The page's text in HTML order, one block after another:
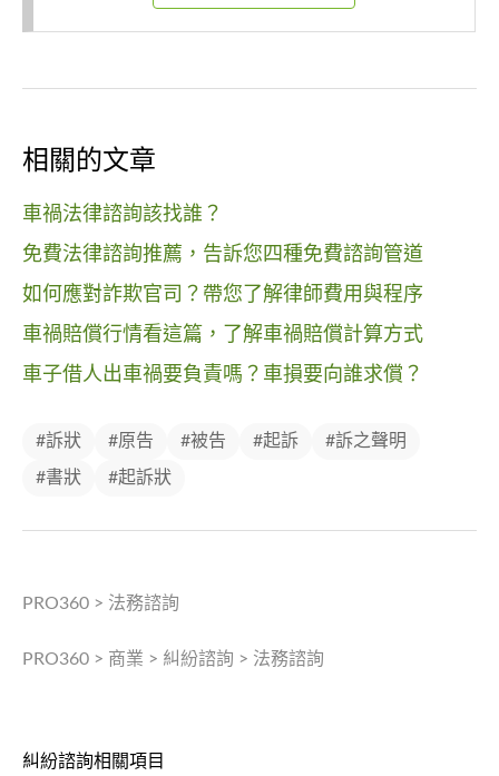
相關的文章
車禍法律諮詢該找誰？
免費法律諮詢推薦，告訴您四種免費諮詢管道
如何應對詐欺官司？帶您了解律師費用與程序
車禍賠償行情看這篇，了解車禍賠償計算方式
車子借人出車禍要負責嗎？車損要向誰求償？
#訴狀 #原告 #被告 #起訴 #訴之聲明
#書狀 #起訴狀
PRO360 > 法務諮詢
PRO360 > 商業 > 糾紛諮詢 > 法務諮詢
糾紛諮詢相關項目